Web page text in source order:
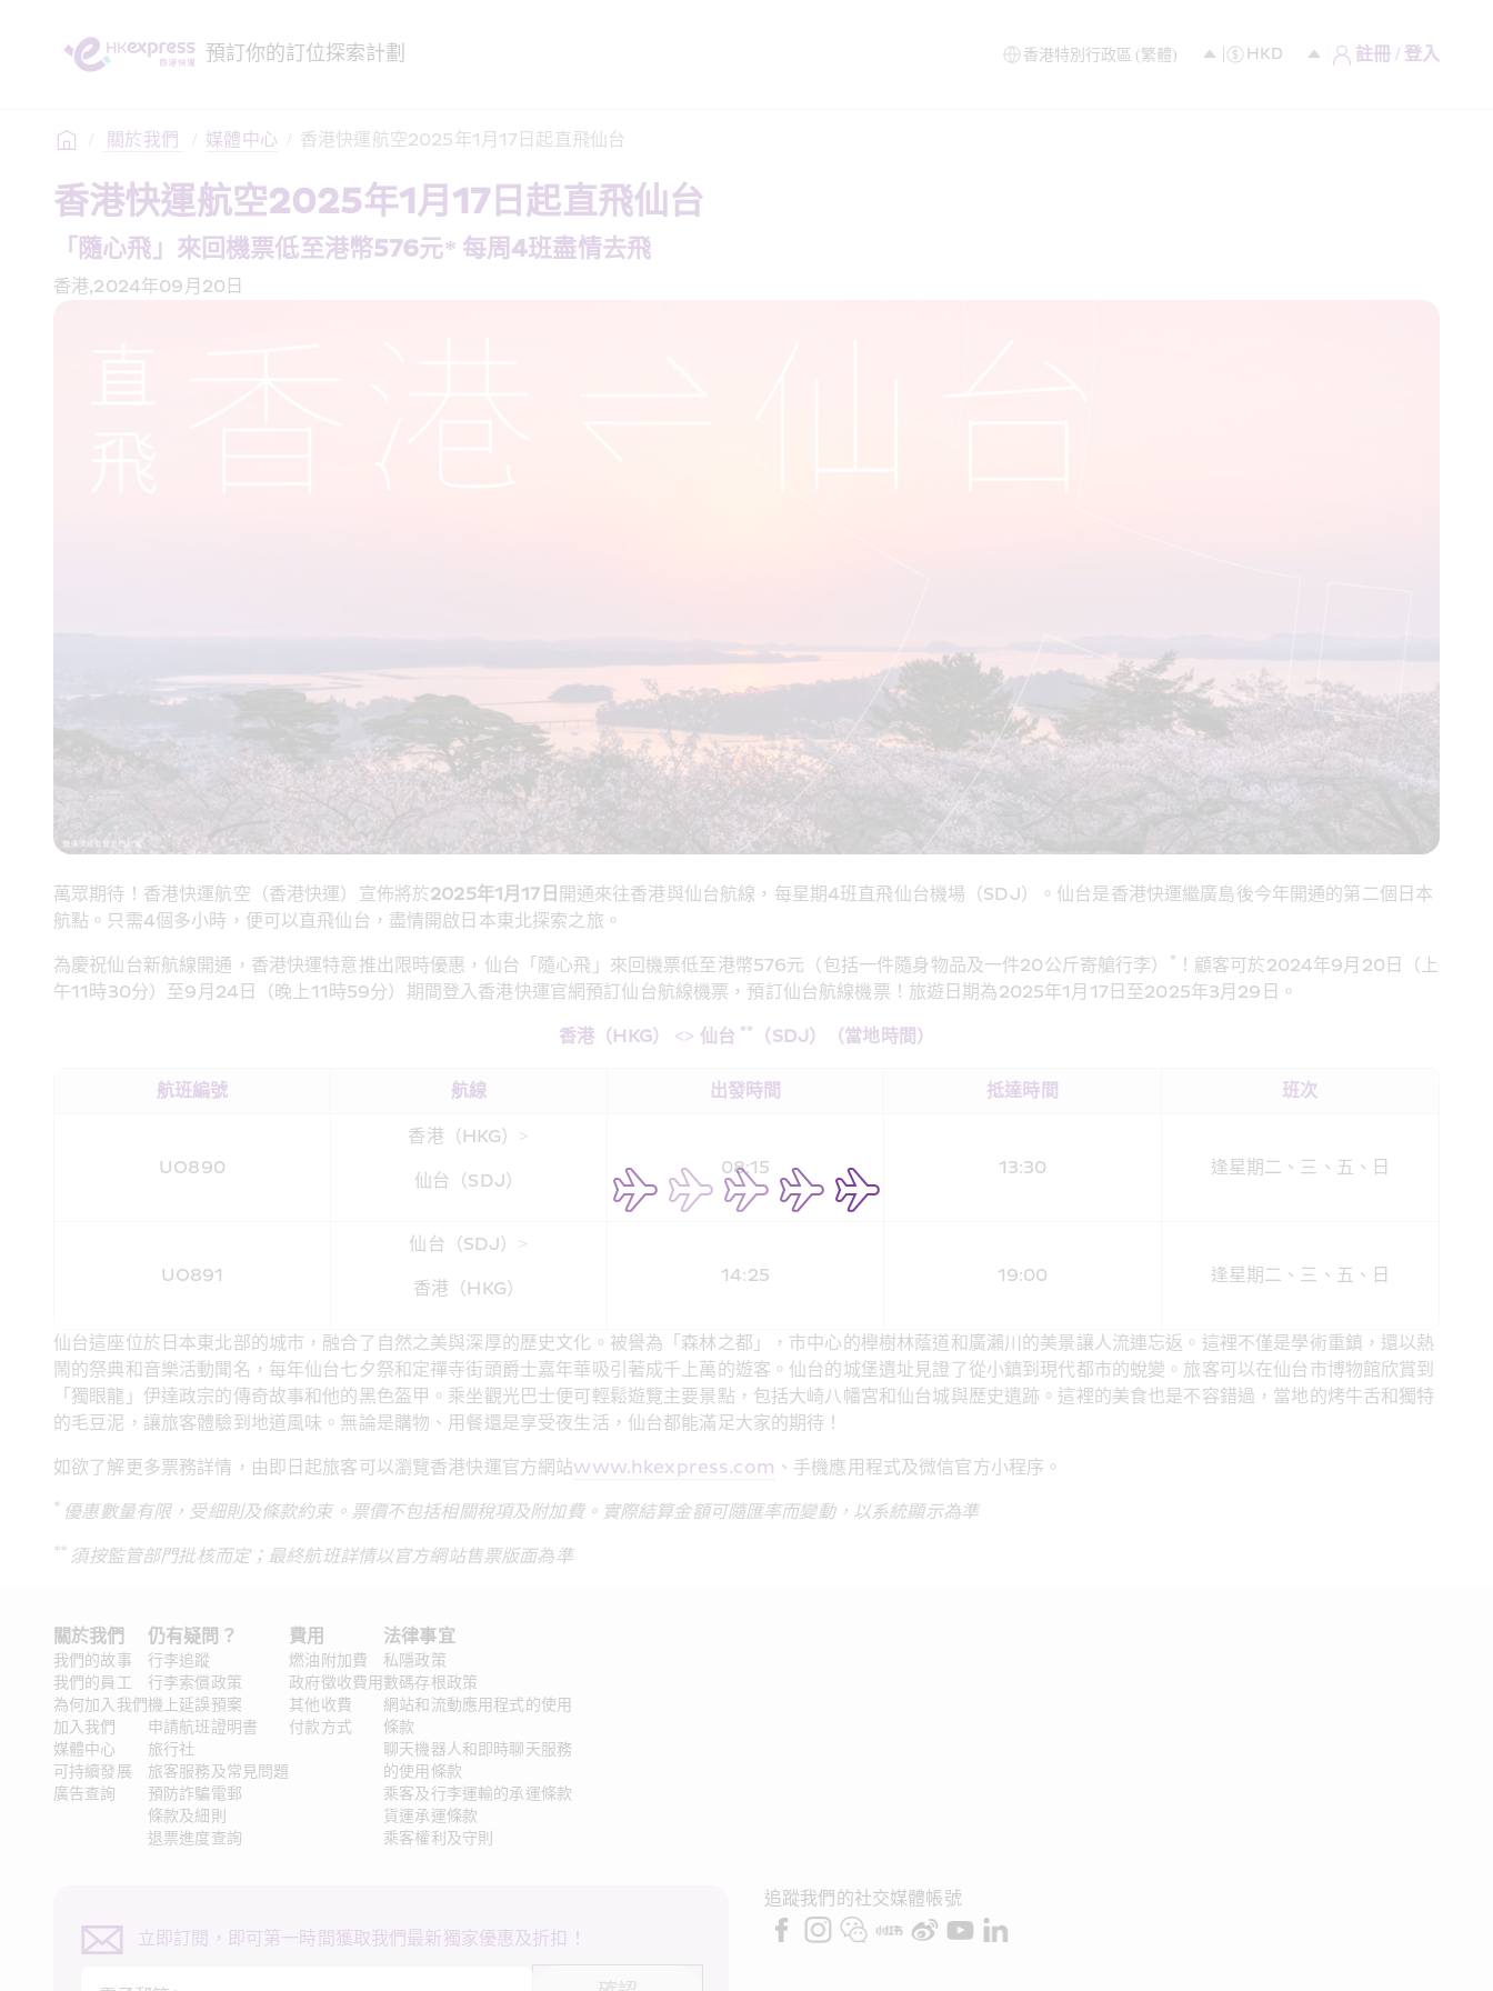
預訂你的訂位探索計劃 註冊 / 登入
/ 關於我們 / 媒體中心 / 香港快運航空2025年1月17日起直飛仙台
香港快運航空2025年1月17日起直飛仙台
「隨心飛」來回機票低至港幣576元* 每周4班盡情去飛
香港,2024年09月20日
萬眾期待！香港快運航空（香港快運）宣佈將於2025年1月17 日 開通來往香港與仙台航線，每星期4班直飛仙台機場（SDJ）。仙台是香港快運繼廣島後今年開通的第二個日本
航點。只需4個多小時，便可以直飛仙台，盡情開啟日本東北探索之旅。
為慶祝仙台新航線開通，香港快運特意推出限時優惠，仙台「隨心飛」來回機票低至港幣576元（包括一件隨身物品及一件20公斤寄艙行李）
* ！顧客可於2024年9月20日（上
午11時30分）至9月24日（晚上11時59分）期間登入香港快運官網預訂仙台航線機票，預訂仙台航線機票！旅遊日期為2025年1月17日至2025年3月29日。
香港（HKG） <> 仙台 ** （SDJ）（當地時間）
​航班編號 航線 出發時間 抵達時間 班次
UO890
香港（HKG）>
仙台（SDJ）
08:15 13:30 逢星期二、三、五、日
UO891
仙台（SDJ）>
香港（HKG）
14:25 19:00 逢星期二、三、五、日
仙台這座位於日本東北部的城市，融合了自然之美與深厚的歷史文化。被譽為「森林之都」，市中心的櫸樹林蔭道和廣瀨川的美景讓人流連忘返。這裡不僅是學術重鎮，還以熱
鬧的祭典和音樂活動聞名，每年仙台七夕祭和定禪寺街頭爵士嘉年華吸引著成千上萬的遊客。仙台的城堡遺址見證了從小鎮到現代都市的蛻變。旅客可以在仙台市博物館欣賞到
「獨眼龍」伊達政宗的傳奇故事和他的黑色盔甲。乘坐觀光巴士便可輕鬆遊覽主要景點，包括大崎八幡宮和仙台城與歷史遺跡。這裡的美食也是不容錯過，當地的烤牛舌和獨特
的毛豆泥，讓旅客體驗到地道風味。無論是購物、用餐還是享受夜生活，仙台都能滿足大家的期待！
如欲了解更多票務詳情，由即日起旅客可以瀏覽香港快運官方網站www.hkexpress.com 、手機應用程式及微信官方小程序。
* 優惠數量有限，受細則及條款約束。票價不包括相關稅項及附加費。實際結算金額可隨匯率而變動，以系統顯示為準
** 須按監管部門批核而定；最終航班詳情以官方網站售票版面為準
關於我們
我們的故事
我們的員工
為何加入我們
加入我們
媒體中心
可持續發展
廣告查詢
仍有疑問？
行李追蹤
行李索償政策
機上延誤預案
申請航班證明書
旅行社
旅客服務及常見問題
預防詐騙電郵
條款及細則
退票進度查詢
費用
燃油附加費
政府徵收費用
其他收費
付款方式
法律事宜
私隱政策
數碼存根政策
網站和流動應用程式的使用
條款
聊天機器人和即時聊天服務
的使用條款
乘客及行李運輸的承運條款
貨運承運條款
乘客權利及守則
立即訂閱，即可第一時間獲取我們最新獨家優惠及折扣！
追蹤我們的社交媒體帳號